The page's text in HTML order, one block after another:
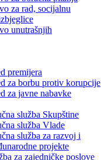
za rad, socijalnu
unutrašnjih
premijera
za borbu protiv korupcije
za javne nabavke
služba Skupštine
služba Vlade
služba za razvoj i
projekte
za zajedničke poslove